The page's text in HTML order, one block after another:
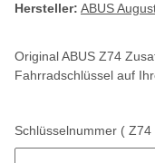
Hersteller: ABUS
Original ABUS Z74
Fahrradschlüssel auf
Schlüsselnummer (